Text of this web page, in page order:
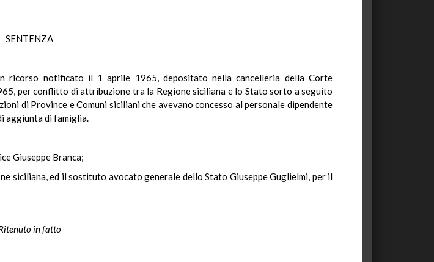
SENTENZA
ricorso notificato il 1 aprile 1965, depositato nella cancelleria della Corte
per conflitto di attribuzione tra la Regione siciliana e lo Stato sorto a seguito
di Province e Comuni siciliani che avevano concesso al personale dipendente
aggiunta di famiglia.
Giuseppe Branca;
siciliana, ed il sostituto avocato generale dello Stato Giuseppe Guglielmi, per il
in fatto